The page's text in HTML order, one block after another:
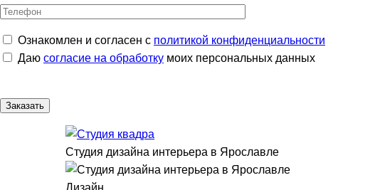
Ознакомлен и согласен с политикой конфиденциальности
Даю согласие на обработку моих персональных данных
Студия дизайна интерьера в Ярославле
Дизайн